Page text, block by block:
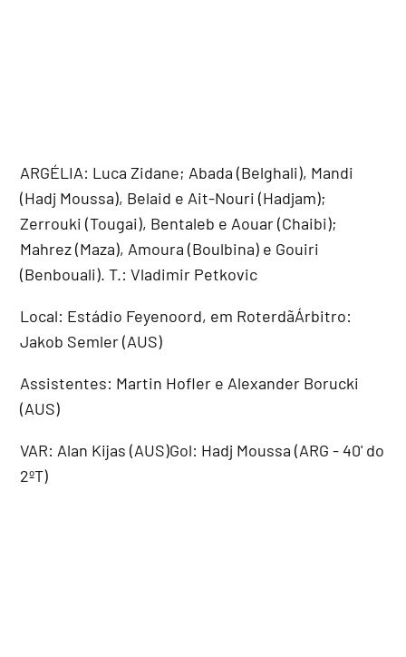
ARGÉLIA: Luca Zidane; Abada (Belghali), Mandi
(Hadj Moussa), Belaid e Ait-Nouri (Hadjam);
Zerrouki (Tougai), Bentaleb e Aouar (Chaibi);
Mahrez (Maza), Amoura (Boulbina) e Gouiri
(Benbouali). T.: Vladimir Petkovic
Local: Estádio Feyenoord, em RoterdãÁrbitro:
Jakob Semler (AUS)
Assistentes: Martin Hofler e Alexander Borucki
(AUS)
VAR: Alan Kijas (AUS)Gol: Hadj Moussa (ARG - 40' do
2ºT)